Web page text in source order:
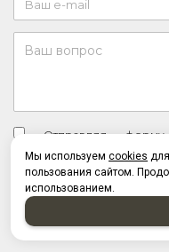
Отправляя
конфиденциальности
Отправляя
персональных данных
Мы используем cookies
пользования сайтом.
использованием.